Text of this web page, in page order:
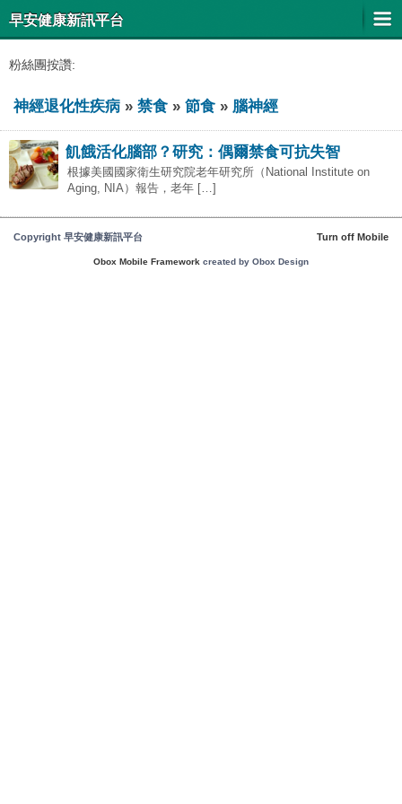
早安健康新訊平台
粉絲團按讚:
神經退化性疾病 » 禁食 » 節食 » 腦神經
飢餓活化腦部？研究：偶爾禁食可抗失智
根據美國國家衛生研究院老年研究所（National Institute on
Aging, NIA）報告，老年 […]
Copyright 早安健康新訊平台 Turn off Mobile
Obox Mobile Framework created by Obox Design